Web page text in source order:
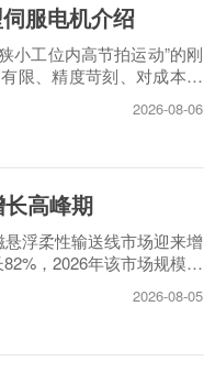
服电机介绍
小工位内高节拍运动”的刚
限、精度苛刻、对成本敏
2026-08-06
高峰期
浮柔性输送线市场迎来增
，2026年该市场规模将
2026-08-05